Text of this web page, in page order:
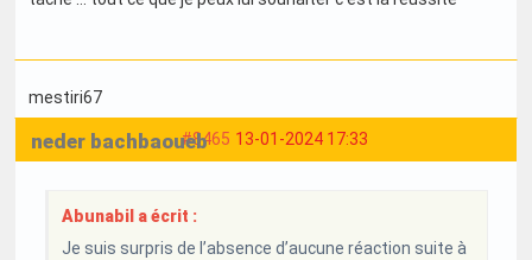
mestiri67
#8465 13-01-2024 17:33
neder bachbaoueb
Abunabil a écrit :
Je suis surpris de l’absence d’aucune réaction suite à